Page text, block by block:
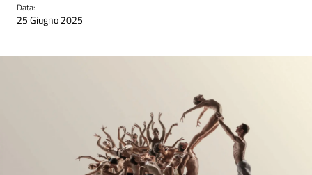
Data:
25 Giugno 2025